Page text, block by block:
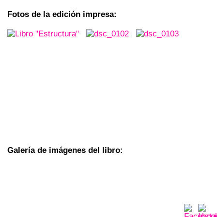
Fotos de la edición impresa:
Galería de imágenes del libro: